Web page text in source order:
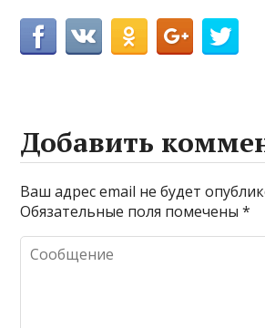
Добавить
Ваш адрес email не будет
Обязательные поля помечены*